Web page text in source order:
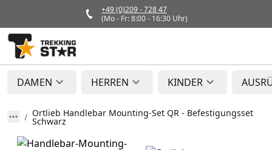
+49 (0)209 - 728 47
(Mo - Fr: 8:00 - 16:30 Uhr)
DAMEN HERREN KINDER
Ortlieb Handlebar Mounting-Set QR - Befestigungsset
Schwarz